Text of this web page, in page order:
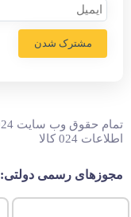
مشترک شدن
اطلاعات 024 کالا
مجوزهای رسمی دولتی: